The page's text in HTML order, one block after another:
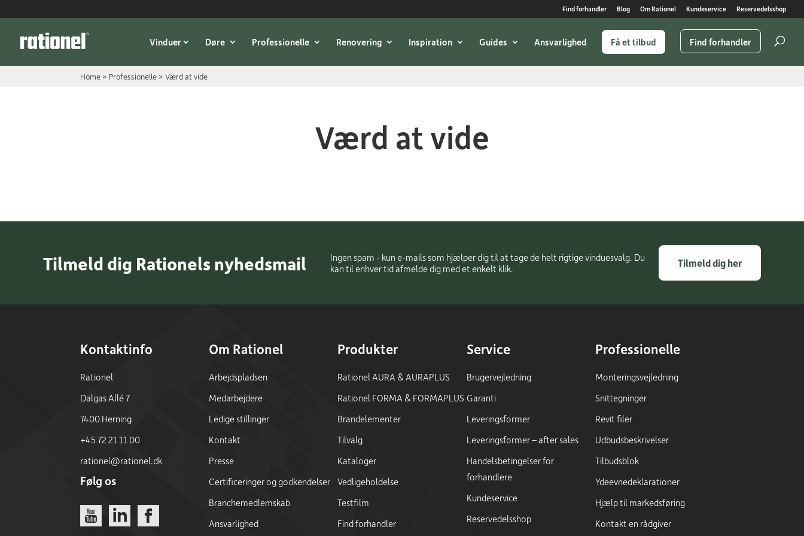
Find forhandler Blog Om Rationel Kundeservice Reservedelsshop
Vinduer
Døre Professionelle Renovering Inspiration Guides Ansvarlighed Få et tilbud Find forhandler
Home » Professionelle »Værd at vide
Værd at vide
Tilmeld dig Rationels nyhedsmail
Ingen spam - kun e-mails som hjælper dig til at tage de helt rigtige vinduesvalg. Du
kan til enhver tid afmelde dig med et enkelt klik.
Tilmeld dig her
Kontaktinfo
Rationel
Dalgas Allé 7
7400 Herning
+45 72 21 11 00
rationel@rationel.dk
Følg os
Link Link
Om Rationel
Arbejdspladsen
Medarbejdere
Ledige stillinger
Kontakt
Presse
Certificeringer og godkendelser
Branchemedlemskab
Ansvarlighed
Produkter
Rationel AURA & AURAPLUS
Rationel FORMA & FORMAPLUS
Brandelementer
Tilvalg
Kataloger
Vedligeholdelse
Testfilm
Find forhandler
Service
Brugervejledning
Garanti
Leveringsformer
Leveringsformer – after sales
Handelsbetingelser for
forhandlere
Kundeservice
Reservedelsshop
Professionelle
Monteringsvejledning
Snittegninger
Revit filer
Udbudsbeskrivelser
Tilbudsblok
Ydeevnedeklarationer
Hjælp til markedsføring
Kontakt en rådgiver